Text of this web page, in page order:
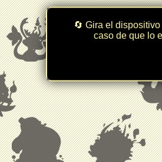
🔄 Gira el
caso de que lo